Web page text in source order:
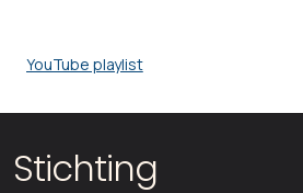
YouTube playlist
Stichting